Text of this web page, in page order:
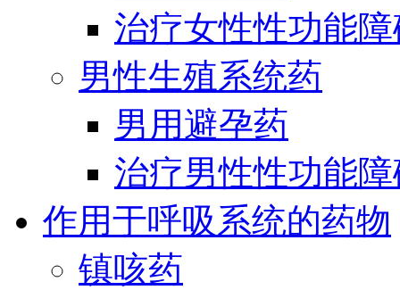
治疗女性性功能
男性生殖系统药
男用避孕药
治疗男性性功能
作用于呼吸系统的药物
镇咳药